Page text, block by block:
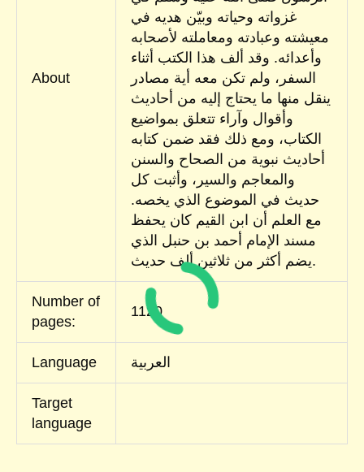
About
غزواته وحياته وبيّن هديه في
معيشته وعبادته ومعاملته لأصحابه
وأعدائه. وقد ألف هذا الكتب أثناء
السفر، ولم تكن معه أية مصادر
ينقل منها ما يحتاج إليه من أحاديث
وأقوال وآراء تتعلق بمواضيع
الكتاب، ومع ذلك فقد ضمن كتابه
أحاديث نبوية من الصحاح والسنن
والمعاجم والسير، وأثبت كل
حديث في الموضوع الذي يخصه.
مع العلم أن ابن القيم كان يحفظ
مسند الإمام أحمد بن حنبل الذي
يضم أكثر من ثلاثين ألف حديث.
Number of
pages:
1120
Language العربية
Target
language